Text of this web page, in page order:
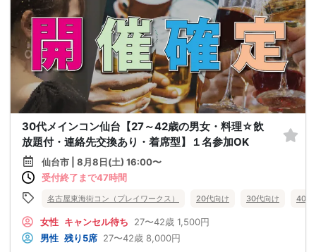
30代メインコン仙台【27～42歳の男女・料理☆飲
放題付・連絡先交換あり・着席型】１名参加OK
仙台市 | 8月8日(土) 16:00〜
受付終了まで47時間
名古屋東海街コン（プレイワークス） 20代向け 30代向け 40代
女性 キャンセル待ち 27〜42歳 1,500円
男性 残り5席 27〜42歳 8,000円